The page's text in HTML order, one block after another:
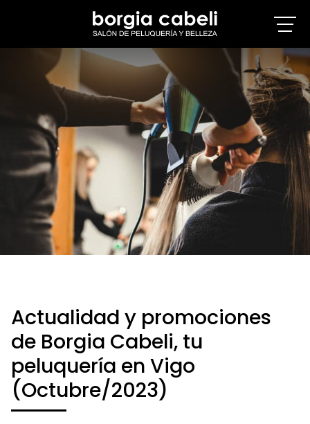
Actualidad y promociones
de Borgia Cabeli, tu
peluquería en Vigo
(Octubre/2023)